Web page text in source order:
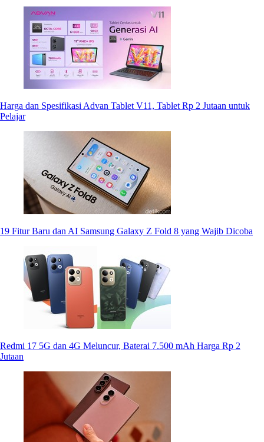
Harga dan Spesifikasi Advan Tablet V11, Tablet Rp 2 Jutaan untuk
Pelajar
19 Fitur Baru dan AI Samsung Galaxy Z Fold 8 yang Wajib Dicoba
Redmi 17 5G dan 4G Meluncur, Baterai 7.500 mAh Harga Rp 2
Jutaan